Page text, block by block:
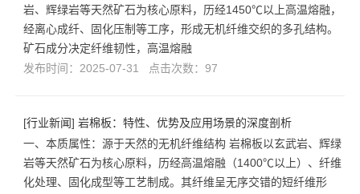
岩、辉绿岩等天然矿石为核心原料，历经1450℃以上高温熔融，
经离心成纤、固化压制等工序，形成无机纤维交织的多孔结构。
矿石成分决定纤维韧性，高温熔融
发布时间：2025-07-31 点击次数：97
[行业新闻] 岩棉板：特性、优势及应用场景的深度剖析
一、本质属性：源于天然的无机纤维结构 岩棉板以玄武岩、辉绿
岩等天然矿石为核心原料，历经高温熔融（1400℃以上）、纤维
化处理、固化成型等工艺制成。其纤维呈无序交错的短纤维形